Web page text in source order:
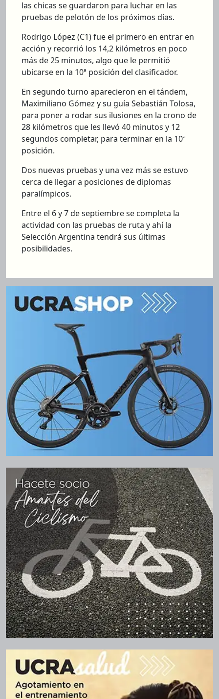
las chicas se guardaron para luchar en las
pruebas de pelotón de los próximos días.
Rodrigo López (C1) fue el primero en entrar en
acción y recorrió los 14,2 kilómetros en poco
más de 25 minutos, algo que le permitió
ubicarse en la 10ª posición del clasificador.
En segundo turno aparecieron en el tándem,
Maximiliano Gómez y su guía Sebastián Tolosa,
para poner a rodar sus ilusiones en la crono de
28 kilómetros que les llevó 40 minutos y 12
segundos completar, para terminar en la 10ª
posición.
Dos nuevas pruebas y una vez más se estuvo
cerca de llegar a posiciones de diplomas
paralímpicos.
Entre el 6 y 7 de septiembre se completa la
actividad con las pruebas de ruta y ahí la
Selección Argentina tendrá sus últimas
posibilidades.